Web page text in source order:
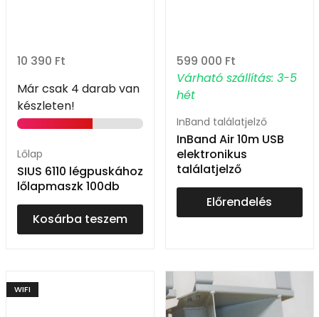
10 390 Ft
Már csak 4 darab van
készleten!
Lőlap
SIUS 6110 légpuskához
lőlapmaszk 100db
Kosárba teszem
599 000 Ft
Várható szállítás: 3-5
hét
InBand találatjelző
InBand Air 10m USB
elektronikus
találatjelző
Előrendelés
WIFI